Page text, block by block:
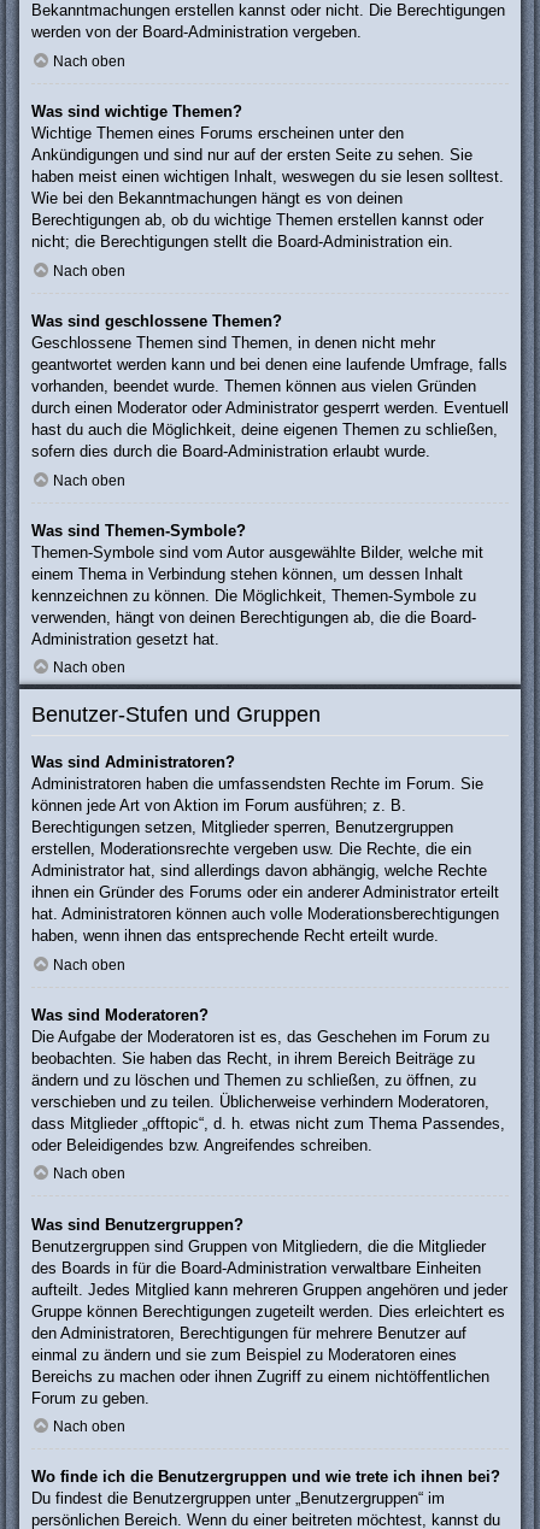
Bekanntmachungen erstellen kannst oder nicht. Die Berechtigungen
werden von der Board-Administration vergeben.
Nach oben
Was sind wichtige Themen?
Wichtige Themen eines Forums erscheinen unter den
Ankündigungen und sind nur auf der ersten Seite zu sehen. Sie
haben meist einen wichtigen Inhalt, weswegen du sie lesen solltest.
Wie bei den Bekanntmachungen hängt es von deinen
Berechtigungen ab, ob du wichtige Themen erstellen kannst oder
nicht; die Berechtigungen stellt die Board-Administration ein.
Nach oben
Was sind geschlossene Themen?
Geschlossene Themen sind Themen, in denen nicht mehr
geantwortet werden kann und bei denen eine laufende Umfrage, falls
vorhanden, beendet wurde. Themen können aus vielen Gründen
durch einen Moderator oder Administrator gesperrt werden. Eventuell
hast du auch die Möglichkeit, deine eigenen Themen zu schließen,
sofern dies durch die Board-Administration erlaubt wurde.
Nach oben
Was sind Themen-Symbole?
Themen-Symbole sind vom Autor ausgewählte Bilder, welche mit
einem Thema in Verbindung stehen können, um dessen Inhalt
kennzeichnen zu können. Die Möglichkeit, Themen-Symbole zu
verwenden, hängt von deinen Berechtigungen ab, die die Board-
Administration gesetzt hat.
Nach oben
Benutzer-Stufen und Gruppen
Was sind Administratoren?
Administratoren haben die umfassendsten Rechte im Forum. Sie
können jede Art von Aktion im Forum ausführen; z. B.
Berechtigungen setzen, Mitglieder sperren, Benutzergruppen
erstellen, Moderationsrechte vergeben usw. Die Rechte, die ein
Administrator hat, sind allerdings davon abhängig, welche Rechte
ihnen ein Gründer des Forums oder ein anderer Administrator erteilt
hat. Administratoren können auch volle Moderationsberechtigungen
haben, wenn ihnen das entsprechende Recht erteilt wurde.
Nach oben
Was sind Moderatoren?
Die Aufgabe der Moderatoren ist es, das Geschehen im Forum zu
beobachten. Sie haben das Recht, in ihrem Bereich Beiträge zu
ändern und zu löschen und Themen zu schließen, zu öffnen, zu
verschieben und zu teilen. Üblicherweise verhindern Moderatoren,
dass Mitglieder „offtopic“, d. h. etwas nicht zum Thema Passendes,
oder Beleidigendes bzw. Angreifendes schreiben.
Nach oben
Was sind Benutzergruppen?
Benutzergruppen sind Gruppen von Mitgliedern, die die Mitglieder
des Boards in für die Board-Administration verwaltbare Einheiten
aufteilt. Jedes Mitglied kann mehreren Gruppen angehören und jeder
Gruppe können Berechtigungen zugeteilt werden. Dies erleichtert es
den Administratoren, Berechtigungen für mehrere Benutzer auf
einmal zu ändern und sie zum Beispiel zu Moderatoren eines
Bereichs zu machen oder ihnen Zugriff zu einem nichtöffentlichen
Forum zu geben.
Nach oben
Wo finde ich die Benutzergruppen und wie trete ich ihnen bei?
Du findest die Benutzergruppen unter „Benutzergruppen“ im
persönlichen Bereich. Wenn du einer beitreten möchtest, kannst du